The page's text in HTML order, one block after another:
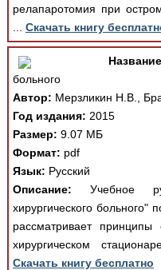
релапаротомия при
Скачать книгу
больного
Автор: Мерзликин Н.В.,
Год издания: 2015
Размер: 9.07 МБ
Формат: pdf
Язык: Русский
Описание: Учебное
хирургического больного"
рассматривает
хирургическом
Скачать книгу бесплатно